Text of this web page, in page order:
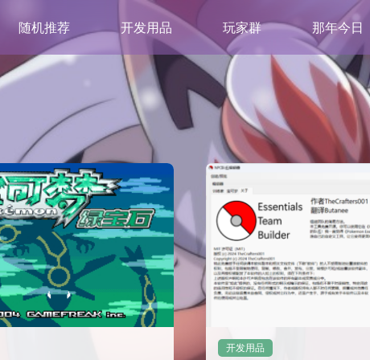
随机推荐 开发用品 玩家群 那年今日
开发用品